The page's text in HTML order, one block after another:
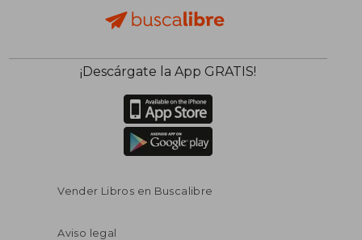
¡Descárgate la App GRATIS!
Vender Libros en Buscalibre
Aviso legal